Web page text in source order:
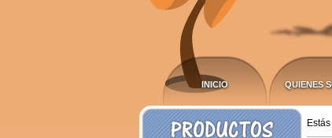
INICIO QUIENES